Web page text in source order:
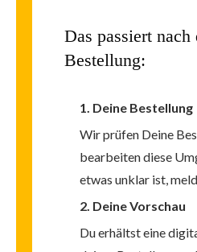
Das passiert nach
Bestellung:
1. Deine Bestellung
Wir prüfen Deine
bearbeiten diese
etwas unklar ist,
2. Deine Vorschau
Du erhältst eine